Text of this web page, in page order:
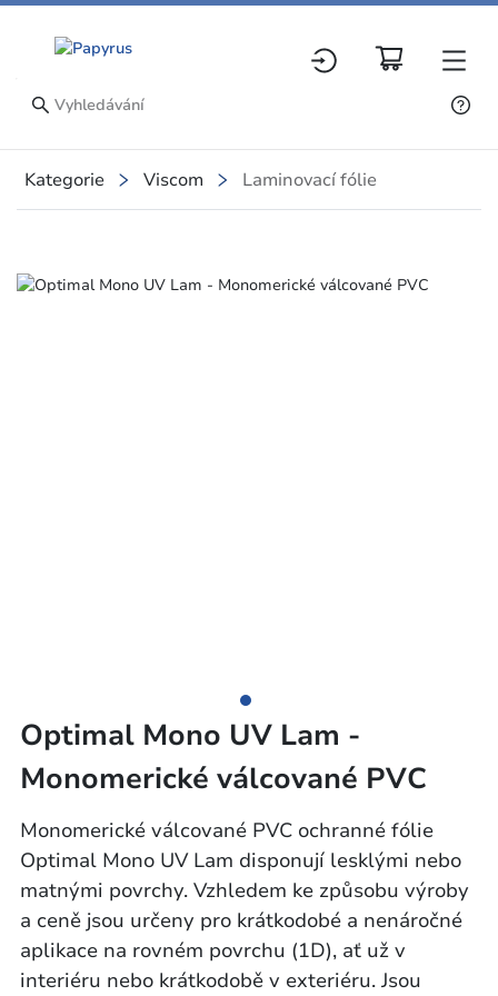
Kategorie Viscom Laminovací fólie
Slide 1 of 1
Optimal Mono UV Lam -
Monomerické válcované PVC
Monomerické válcované PVC ochranné fólie
Optimal Mono UV Lam disponují lesklými nebo
matnými povrchy. Vzhledem ke způsobu výroby
a ceně jsou určeny pro krátkodobé a nenáročné
aplikace na rovném povrchu (1D), ať už v
interiéru nebo krátkodobě v exteriéru. Jsou